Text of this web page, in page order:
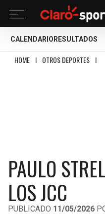
CALENDARIO RESULTADOS
HOME I OTROS DEPORTES I
PAULO
LOS JCC
PUBLICADO 11/05/2026